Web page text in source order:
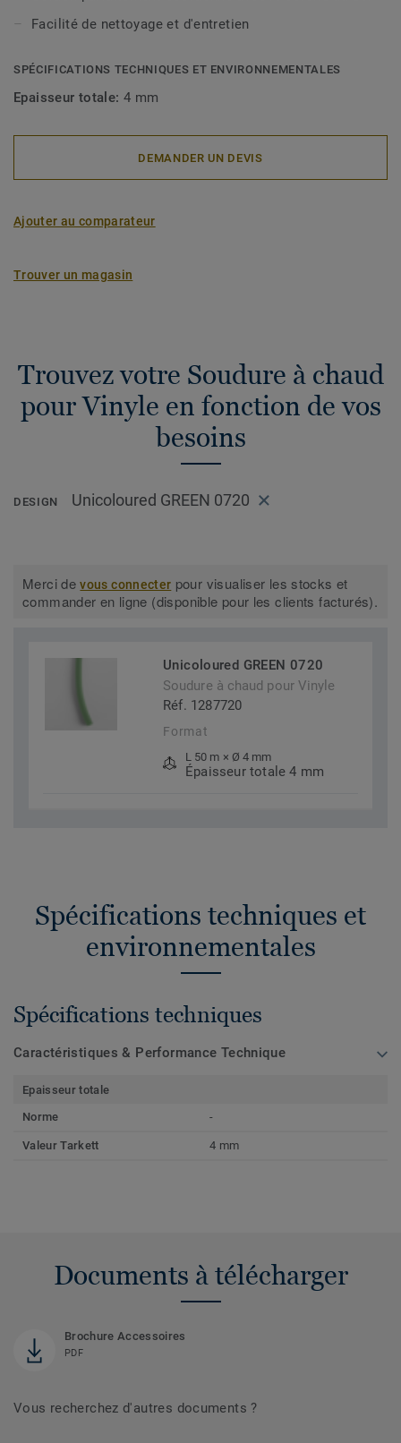
Facilité de nettoyage et d'entretien
SPÉCIFICATIONS TECHNIQUES ET ENVIRONNEMENTALES
Epaisseur totale: 4 mm
DEMANDER UN DEVIS
Ajouter au comparateur
Trouver un magasin
Trouvez votre Soudure à chaud
pour Vinyle en fonction de vos
besoins
DESIGN Unicoloured GREEN 0720
Merci devous connecter pour visualiser les stocks et
commander en ligne (disponible pour les clients facturés).
Unicoloured GREEN 0720
Soudure à chaud pour Vinyle
Réf. 1287720
Format
L 50 m × Ø 4 mm
Épaisseur totale 4 mm
Spécifications techniques et
environnementales
Spécifications techniques
Caractéristiques & Performance Technique
Epaisseur totale
Norme
-
Valeur Tarkett 4 mm
Documents à télécharger
Brochure Accessoires
PDF
Vous recherchez d'autres documents ?